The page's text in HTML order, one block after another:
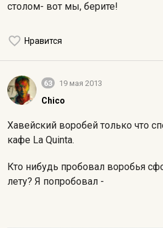
столом- вот мы, берите!
Нравится
63 19 мая 2013
Chico
Хавейский воробей только что
кафе La Quinta.
Кто нибудь пробовал воробья
лету? Я попробовал -